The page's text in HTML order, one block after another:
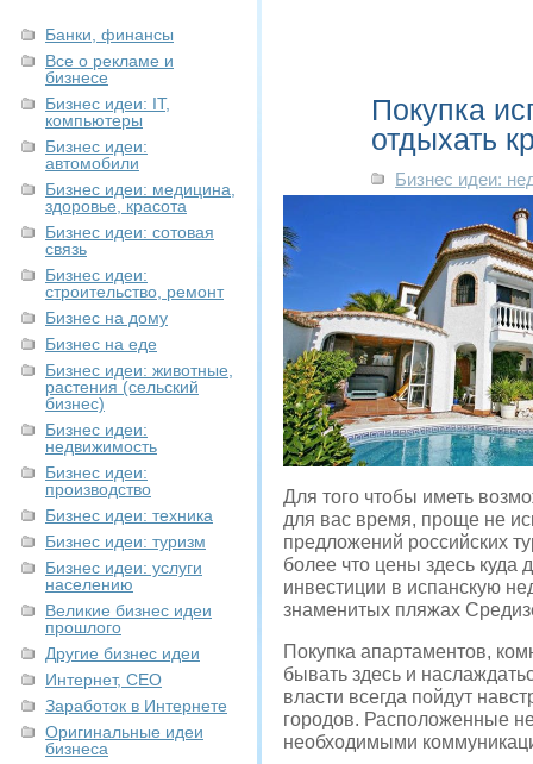
Банки, финансы
Все о рекламе и
бизнесе
Бизнес идеи: IT,
компьютеры
Бизнес идеи:
автомобили
Бизнес идеи: медицина,
здоровье, красота
Бизнес идеи: сотовая
связь
Бизнес идеи:
строительство, ремонт
Бизнес на дому
Бизнес на еде
Бизнес идеи: животные,
растения (сельский
бизнес)
Бизнес идеи:
недвижимость
Бизнес идеи:
производство
Бизнес идеи: техника
Бизнес идеи: туризм
Бизнес идеи: услуги
населению
Великие бизнес идеи
прошлого
Другие бизнес идеи
Интернет, СЕО
Заработок в Интернете
Оригинальные идеи
бизнеса
Покупка
отдыхать
Бизнес идеи:
Для того чтобы иметь
для вас время, проще не
предложений российских
более что цены здесь куда
инвестиции в испанскую
знаменитых пляжах
Покупка апартаментов,
бывать здесь и
власти всегда пойдут
городов. Расположенные
необходимыми